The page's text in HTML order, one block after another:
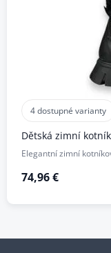
4 dostupné varianty
Dětská zimní
Elegantní zimní
74,96 €